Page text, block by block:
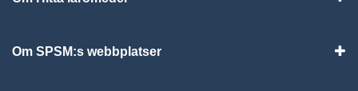
Om SPSM:s webbplatser